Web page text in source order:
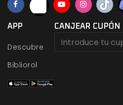
APP
Descubre
Bibliorol
CANJEAR CUPÓN